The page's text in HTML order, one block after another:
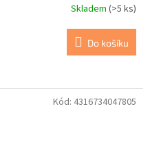
Skladem (>5 ks)
Do košíku
Kód: 4316734047805